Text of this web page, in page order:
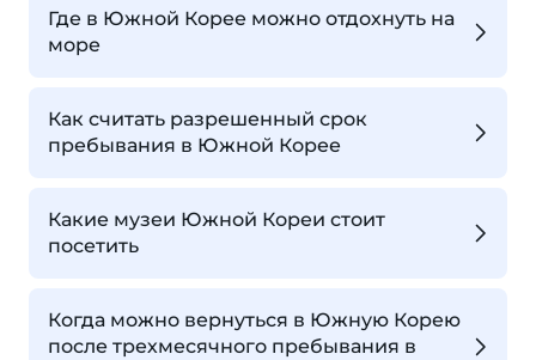
Где в Южной Корее можно отдохнуть на
море
Как считать разрешенный срок
пребывания в Южной Корее
Какие музеи Южной Кореи стоит
посетить
Когда можно вернуться в Южную Корею
после трехмесячного пребывания в